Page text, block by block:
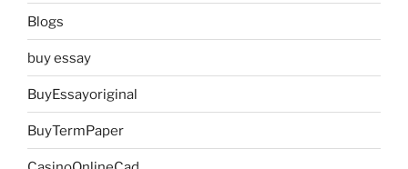
Blogs
buy essay
BuyEssayoriginal
BuyTermPaper